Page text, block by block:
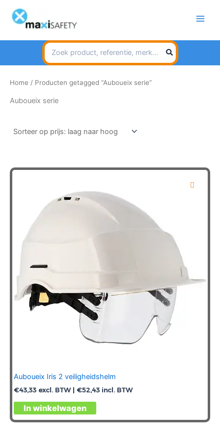
naar
inhoud
Search
for:
Home / Producten getagged “Auboueix serie”
Auboueix serie
Auboueix Iris 2 veiligheidshelm
€43,33 excl. BTW | €52,43 incl. BTW
In winkelwagen
Dit
product